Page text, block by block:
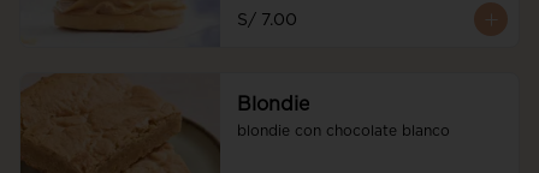
S/ 7.00
Blondie
blondie con chocolate blanco